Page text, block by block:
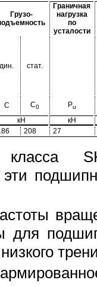
Грузо-
Граничная
нагрузка
по
усталости
дин. стат.
C C0 Pu
кН
кН
208 27
класса
эти
для